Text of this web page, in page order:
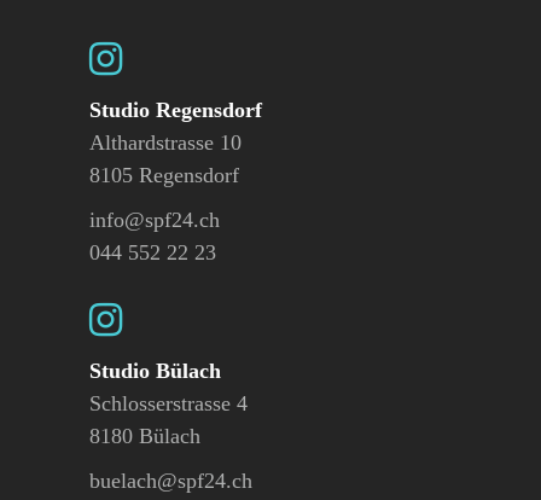
Studio Regensdorf
Althardstrasse 10
8105 Regensdorf
info@spf24.ch
044 552 22 23
Studio Bülach
Schlosserstrasse 4
8180 Bülach
buelach@spf24.ch